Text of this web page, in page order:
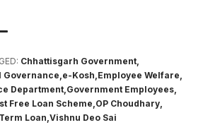
Chhattisgarh Government
Governance e-Kosh Employee Welfare
Department Government Employees
Free Loan Scheme OP Choudhary
Loan Vishnu Deo Sai